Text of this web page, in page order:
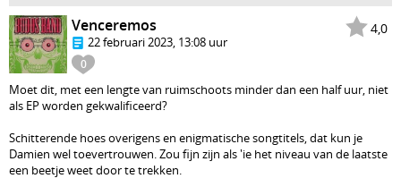
4,0
0
Venceremos
22 februari 2023, 13:08 uur
Moet dit, met een lengte van ruimschoots minder dan een half uur, niet
als EP worden gekwalificeerd?
Schitterende hoes overigens en enigmatische songtitels, dat kun je
Damien wel toevertrouwen. Zou fijn zijn als 'ie het niveau van de laatste
een beetje weet door te trekken.